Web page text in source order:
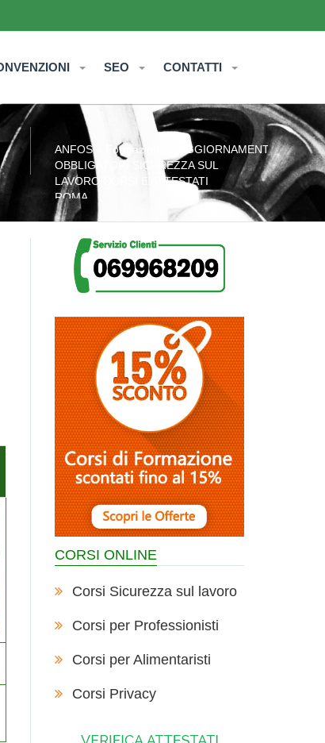
SEO CONTATTI
ANFOS» Formazione
» AGGIORNAMENTI
OBBLIGATORI SICUREZZA SUL
LAVORO CORSI E ATTESTATI
ROMA
CORSI ONLINE
Corsi Sicurezza sul lavoro
Corsi per Professionisti
Corsi per Alimentaristi
Corsi Privacy